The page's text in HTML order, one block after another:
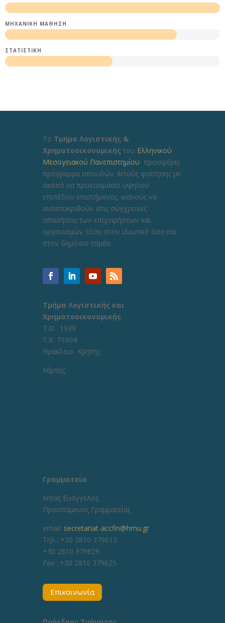
ΜΗΧΑΝΙΚΉ ΜΆΘΗΣΗ
ΣΤΑΤΙΣΤΙΚΉ
Το Τμήμα Λογιστικής &
Χρηματοοικονομικής του Ελληνικού
Μεσογειακού Πανεπιστημίου προσφέρει
πρόγραμμα σπουδών 4ετούς φοίτησης με
σκοπό να προετοιμάσει υψηλού
επιπέδου επιστήμονες, ικανούς να
ανταποκριθούν στις σύγχρονες
απαιτήσεις των επιχειρήσεων και
οργανισμών τόσο στον ιδιωτικό όσο και
στον δημόσιο τομέα.
Τμήμα Λογιστικής και
Χρηματοοικονομικής
Τ.Θ. 1939
Τ.Κ. 71004
Ηράκλειο Κρήτης
Χάρτης:
Γραμματεία
Χήτας Ευάγγελος
Προϊστάμενος Γραμματείας
email: secretariat-accfin@hmu.gr
Τηλ.: +30 2810 379612
+30 2810 379629
Fax : +30 2810 379625
Επικοινωνία